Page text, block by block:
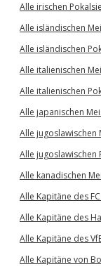
Alle irischen
Alle isländischen
Alle isländischen
Alle italienischen
Alle italienischen
Alle japanischen
Alle jugoslawischen
Alle jugoslawischen
Alle kanadischen
Alle Kapitäne des
Alle Kapitäne des
Alle Kapitäne des
Alle Kapitäne von